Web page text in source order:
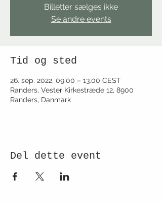
Billetter sælges ikke
Se andre events
Tid og sted
26. sep. 2022, 09.00 – 13.00 CEST
Randers, Vester Kirkestræde 12, 8900
Randers, Danmark
Del dette event